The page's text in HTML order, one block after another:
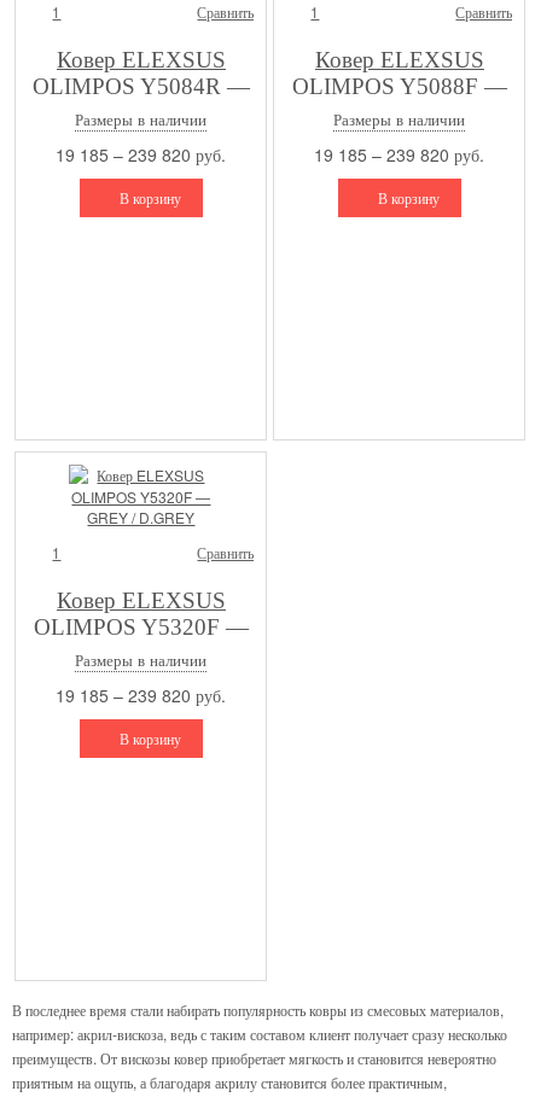
1 Сравнить
Ковер ELEXSUS
OLIMPOS Y5084R —
L.BEIGE / GREY
Размеры в наличии
19 185 – 239 820 руб.
В корзину
1 Сравнить
Ковер ELEXSUS
OLIMPOS Y5088F —
GREY / GREY
Размеры в наличии
19 185 – 239 820 руб.
В корзину
1 Сравнить
Ковер ELEXSUS
OLIMPOS Y5320F —
GREY / D.GREY
Размеры в наличии
19 185 – 239 820 руб.
В корзину
В последнее время стали набирать популярность ковры из смесовых материалов,
например: акрил-вискоза, ведь с таким составом клиент получает сразу несколько
преимуществ. От вискозы ковер приобретает мягкость и становится невероятно
приятным на ощупь, а благодаря акрилу становится более практичным,